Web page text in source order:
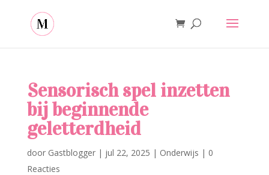
Sensorisch spel inzetten
bij beginnende
geletterdheid
door Gastblogger| jul 22, 2025 | Onderwijs | 0
Reacties